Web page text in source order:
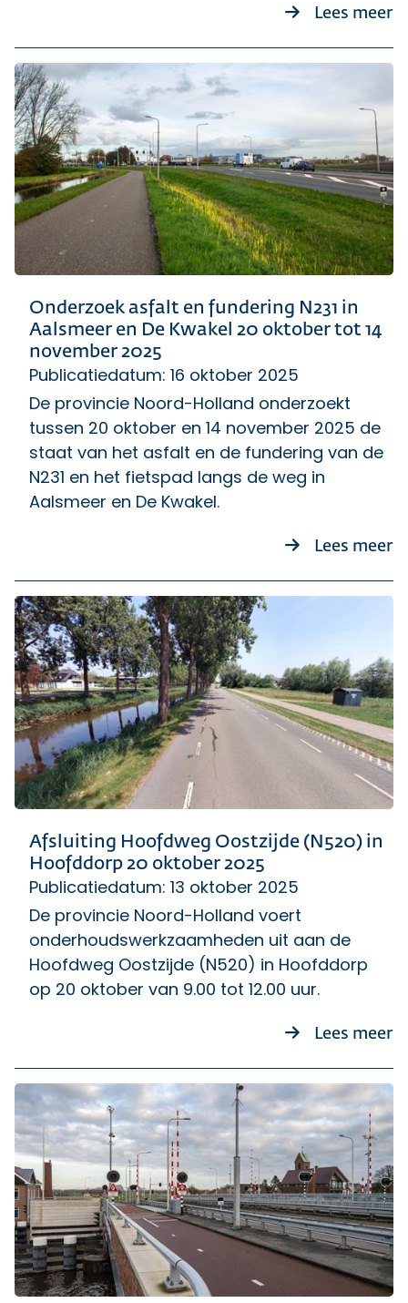
Lees meer
Onderzoek asfalt en fundering N231 in
Aalsmeer en De Kwakel 20 oktober tot 14
november 2025
Publicatiedatum: 16 oktober 2025
De provincie Noord-Holland onderzoekt
tussen 20 oktober en 14 november 2025 de
staat van het asfalt en de fundering van de
N231 en het fietspad langs de weg in
Aalsmeer en De Kwakel.
Lees meer
Afsluiting Hoofdweg Oostzijde (N520) in
Hoofddorp 20 oktober 2025
Publicatiedatum: 13 oktober 2025
De provincie Noord-Holland voert
onderhoudswerkzaamheden uit aan de
Hoofdweg Oostzijde (N520) in Hoofddorp
op 20 oktober van 9.00 tot 12.00 uur.
Lees meer